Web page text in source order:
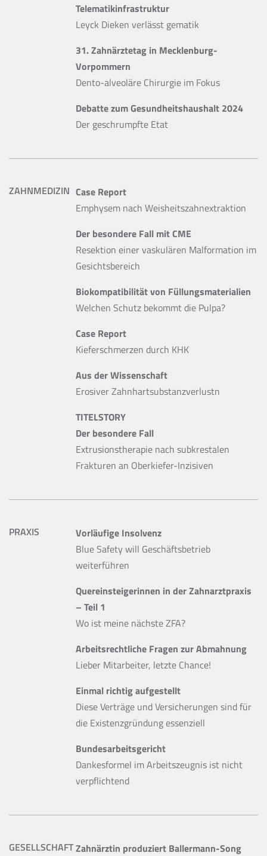
Telematikinfrastruktur
Leyck Dieken verlässt gematik
31. Zahnärztetag in Mecklenburg-
Vorpommern
Dento-alveoläre Chirurgie im Fokus
Debatte zum Gesundheitshaushalt 2024
Der geschrumpfte Etat
ZAHNMEDIZIN Case Report
Emphysem nach Weisheitszahnextraktion
Der besondere Fall mit CME
Resektion einer vaskulären Malformation im
Gesichtsbereich
Biokompatibilität von Füllungsmaterialien
Welchen Schutz bekommt die Pulpa?
Case Report
Kieferschmerzen durch KHK
Aus der Wissenschaft
Erosiver Zahnhartsubstanzverlustn
TITELSTORY
Der besondere Fall
Extrusionstherapie nach subkrestalen
Frakturen an Oberkiefer-Inzisiven
PRAXIS
Vorläufige Insolvenz
Blue Safety will Geschäftsbetrieb
weiterführen
Quereinsteigerinnen in der Zahnarztpraxis
– Teil 1
Wo ist meine nächste ZFA?
Arbeitsrechtliche Fragen zur Abmahnung
Lieber Mitarbeiter, letzte Chance!
Einmal richtig aufgestellt
Diese Verträge und Versicherungen sind für
die Existenzgründung essenziell
Bundesarbeitsgericht
Dankesformel im Arbeitszeugnis ist nicht
verpflichtend
GESELLSCHAFTZahnärztin produziert Ballermann-Song